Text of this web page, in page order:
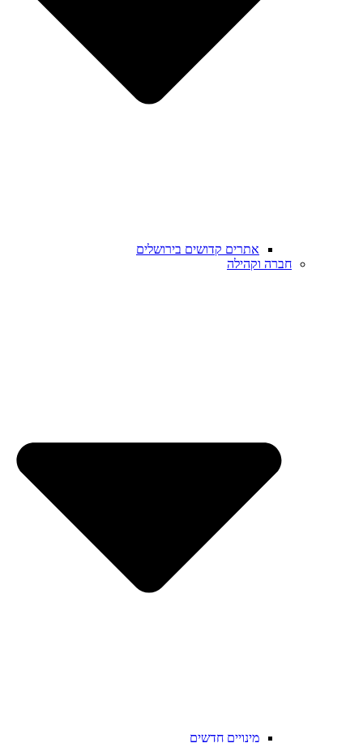
אתרים קדושים בירושלים
חברה וקהילה
מינויים חדשים